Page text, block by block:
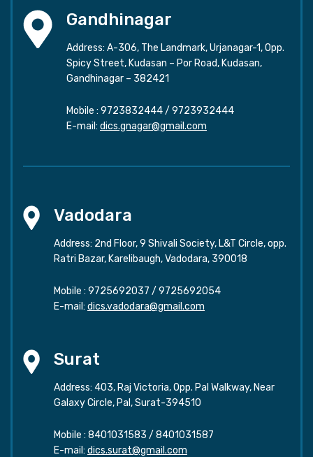
Gandhinagar
Address: A-306, The Landmark, Urjanagar-1, Opp.
Spicy Street, Kudasan – Por Road, Kudasan,
Gandhinagar – 382421
Mobile : 9723832444/ 9723932444
E-mail: dics.gnagar@gmail.com
Vadodara
Address: 2nd Floor, 9 Shivali Society, L&T Circle, opp.
Ratri Bazar, Karelibaugh, Vadodara, 390018
Mobile : 9725692037 / 9725692054
E-mail: dics.vadodara@gmail.com
Surat
Address: 403, Raj Victoria, Opp. Pal Walkway, Near
Galaxy Circle, Pal, Surat-394510
Mobile : 8401031583 / 8401031587
E-mail: dics.surat@gmail.com